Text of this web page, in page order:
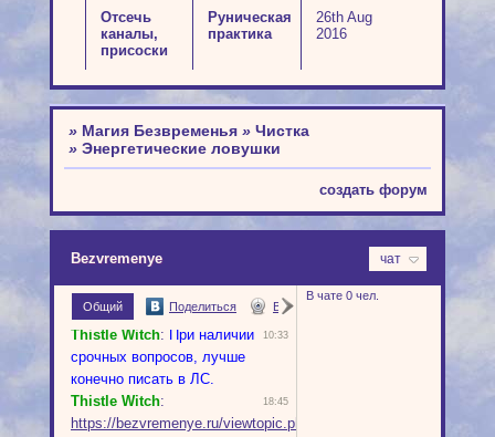
Отсечь
каналы,
присоски
Руническая
практика
26th Aug
2016
» Магия Безвременья » Чистка
» Энергетические ловушки
создать форум